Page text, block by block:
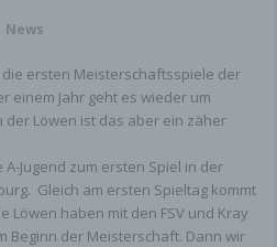
News
ersten Meisterschaftsspiele der
einem Jahr geht es wieder um
der Löwen ist das aber ein zäher
Jugend zum ersten Spiel in der
Gleich am ersten Spieltag kommt
Löwen haben mit den FSV und Kray
Beginn der Meisterschaft. Dann wir